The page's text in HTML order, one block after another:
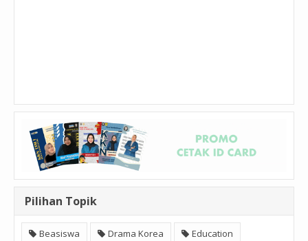
Pilihan Topik
Beasiswa Drama Korea Education